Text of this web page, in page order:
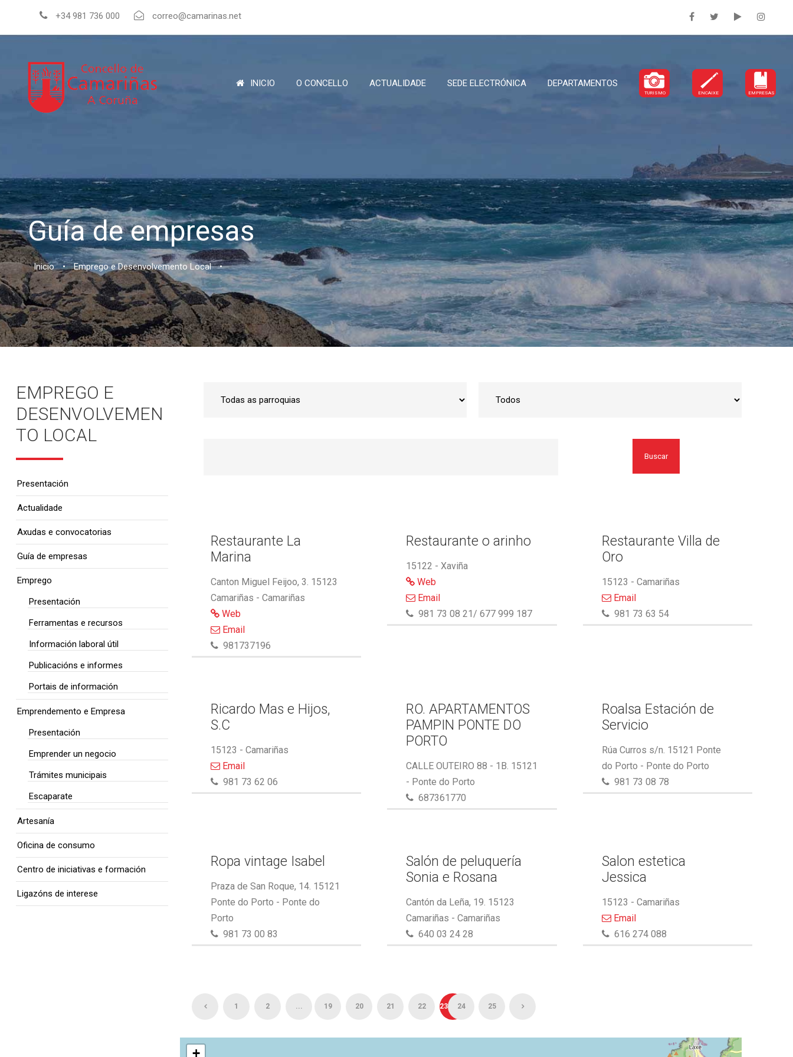
+34 981 736 000 correo@camarinas.net
INICIO O CONCELLO ACTUALIDADE SEDE ELECTRÓNICA DEPARTAMENTOS
TURISMO ENCAIXE EMPRESAS
Guía de empresas
Inicio • Emprego e Desenvolvemento Local •
Buscar
Restaurante La
Marina
Canton Miguel Feijoo, 3. 15123
Camariñas - Camariñas
Web
Email
981737196
Restaurante o arinho
15122 - Xaviña
Web
Email
981 73 08 21/ 677 999 187
Restaurante Villa de
Oro
15123 - Camariñas
Email
981 73 63 54
Ricardo Mas e Hijos,
S.C
15123 - Camariñas
Email
981 73 62 06
RO. APARTAMENTOS
PAMPIN PONTE DO
PORTO
CALLE OUTEIRO 88 - 1B. 15121
- Ponte do Porto
687361770
Roalsa Estación de
Servicio
Rúa Curros s/n. 15121 Ponte
do Porto - Ponte do Porto
981 73 08 78
Ropa vintage Isabel
Praza de San Roque, 14. 15121
Ponte do Porto - Ponte do
Porto
981 73 00 83
Salón de peluquería
Sonia e Rosana
Cantón da Leña, 19. 15123
Camariñas - Camariñas
640 03 24 28
Salon estetica
Jessica
15123 - Camariñas
Email
616 274 088
1 2 ... 19 20 21 22 23 24 25
+
EMPREGO E
DESENVOLVEMEN
TO LOCAL
Presentación
Actualidade
Axudas e convocatorias
Guía de empresas
Emprego
Presentación
Ferramentas e recursos
Información laboral útil
Publicacións e informes
Portais de información
Emprendemento e Empresa
Presentación
Emprender un negocio
Trámites municipais
Escaparate
Artesanía
Oficina de consumo
Centro de iniciativas e formación
Ligazóns de interese